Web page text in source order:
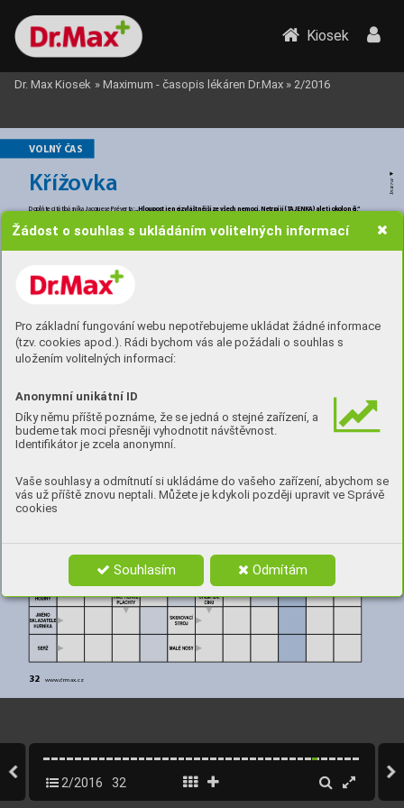
Žádost o souhlas s ukládáním volitelných informací
Pro základní fungování webu nepotřebujeme ukládat žádné informace
(tzv. cookies apod.). Rádi bychom vás ale požádali o souhlas s
uložením volitelných informací:
Anonymní unikátní ID
Díky němu příště poznáme, že se jedná o stejné zařízení, a
budeme tak moci přesněji vyhodnotit návštěvnost.
Identifikátor je zcela anonymní.
Vaše souhlasy a odmítnutí si ukládáme do vašeho zařízení, abychom se
vás už příště znovu neptali. Můžete je kdykoli později upravit ve Správě
cookies
Souhlasím Odmítám
Křížovka
Doplňte citát básníka Jacquese Préverta: „Hloupost je nejzvláštnější ze všech nemocí. Netrpí jí (TAJENKA) ale ti okolo něj.“
VOLNÝ ČAS
32 www.drmax.cz
I
nzer
ce
▼
Kiosek
Dr. Max Kiosek » Maximum - časopis lékáren Dr.Max » 2/2016
2/2016 32